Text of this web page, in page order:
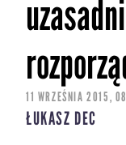
11 WRZEŚNIA 2015,
ŁUKASZ DEC